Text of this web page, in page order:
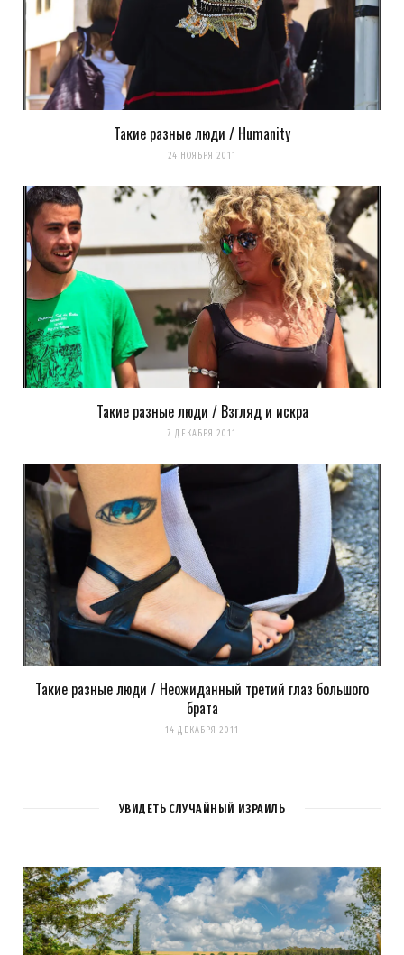
Такие разные люди / Humanity
24 НОЯБРЯ 2011
Такие разные люди / Взгляд и искра
7 ДЕКАБРЯ 2011
Такие разные люди / Неожиданный третий глаз большого
брата
14 ДЕКАБРЯ 2011
УВИДЕТЬ СЛУЧАЙНЫЙ ИЗРАИЛЬ